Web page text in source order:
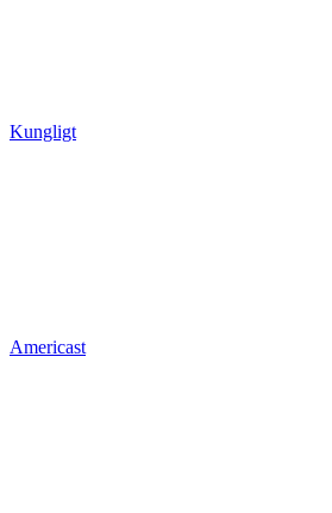
Kungligt
Americast